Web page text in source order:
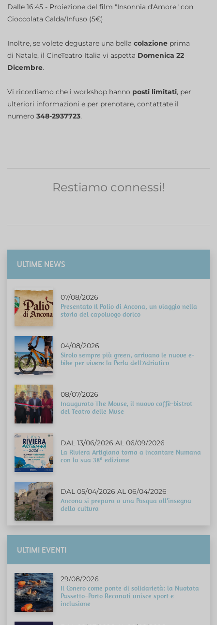
Dalle 16:45 - Proiezione del film "Insonnia d'Amore" con
Cioccolata Calda/Infuso (5€)
Inoltre, se volete degustare una bella colazione prima
di Natale, il CineTeatro Italia vi aspetta Domenica 22
Dicembre.
Vi ricordiamo che i workshop hanno posti limitati, per
ulteriori informazioni e per prenotare, contattate il
numero 348-2937723.
Restiamo connessi!
ULTIME NEWS
07/08/2026
Presentato Il Palio di Ancona, un viaggio nella
storia del capoluogo dorico
04/08/2026
Sirolo sempre più green, arrivano le nuove e-
bike per vivere la Perla dell'Adriatico
08/07/2026
Inaugurato The Mouse, il nuovo caffè-bistrot
del Teatro delle Muse
DAL 13/06/2026 AL 06/09/2026
La Riviera Artigiana torna a incantare Numana
con la sua 38ª edizione
DAL 05/04/2026 AL 06/04/2026
Ancona si prepara a una Pasqua all’insegna
della cultura
ULTIMI EVENTI
29/08/2026
Il Conero come ponte di solidarietà: la Nuotata
Passetto–Porto Recanati unisce sport e
inclusione